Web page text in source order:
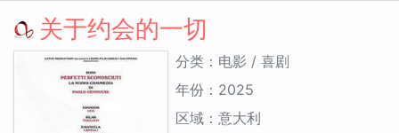
关于约会的一切
分类：电影 / 喜剧
年份：2025
区域：意大利